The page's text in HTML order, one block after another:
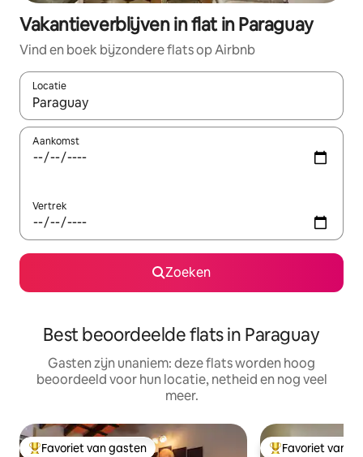
Vakantieverblijven in flat in Paraguay
Vind en boek bijzondere flats op Airbnb
Locatie
Wanneer er resultaten beschikbaar zijn, maak je een keuze
Aankomst
Vertrek
Zoeken
Best beoordeelde flats in Paraguay
Gasten zijn unaniem: deze flats worden hoog
beoordeeld voor hun locatie, netheid en nog veel
meer.
Favoriet van gasten Favoriet van